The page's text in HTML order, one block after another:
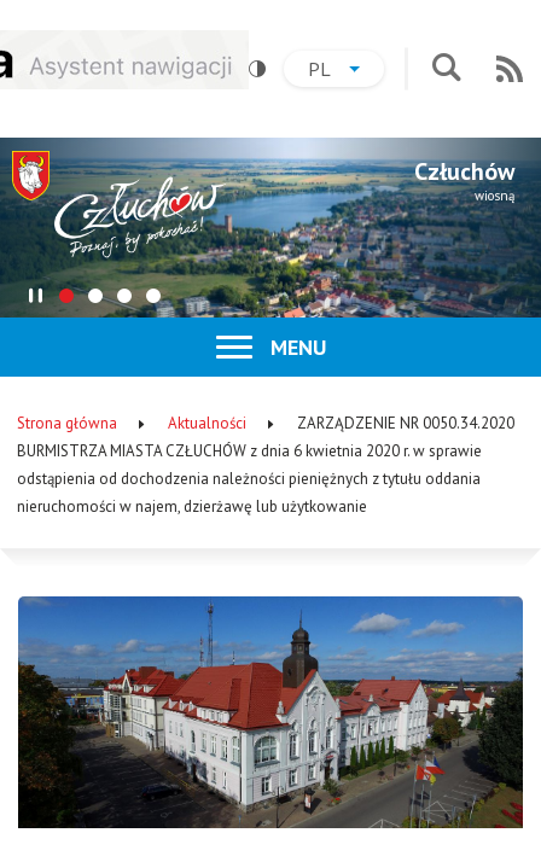
Przejdź
do
Przejdź
do
Przejdź
do
Przejdź
do
AKTUALNY
PL
ROZWIŃ
LISTĘ
formularz
Człuchów
wiosną
Zatrzymaj
PokażPokażPokażPokaż
Menu
główne
ROZWIŃ
MENU
Ścieżka
nawigacyjna
Strona główna Aktualności
ZARZĄDZENIE NR 0050.34.2020
BURMISTRZA MIASTA CZŁUCHÓW z dnia 6 kwietnia 2020 r. w sprawie
odstąpienia od dochodzenia należności pieniężnych z tytułu oddania
nieruchomości w najem, dzierżawę lub użytkowanie